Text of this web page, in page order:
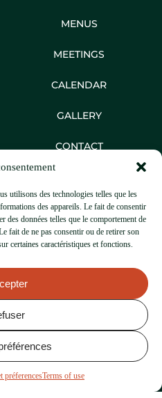
utilisons des technologies telles que les
des appareils. Le fait de consentir
des données telles que le comportement de
fait de ne pas consentir ou de retirer son
certaines caractéristiques et fonctions.
préferencesTerms of use
MENUS
MEETINGS
CALENDAR
GALLERY
CONTACT
1 Place Marie Curie
+33 4 50 33 54 52
contact@thecraic.fr
OF USE
POLICY